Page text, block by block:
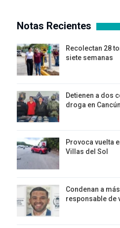
Notas Recientes
Recolectan 28
siete semanas
Detienen a dos
droga en Cancún
Provoca vuelta
Villas del Sol
Condenan a
responsable de